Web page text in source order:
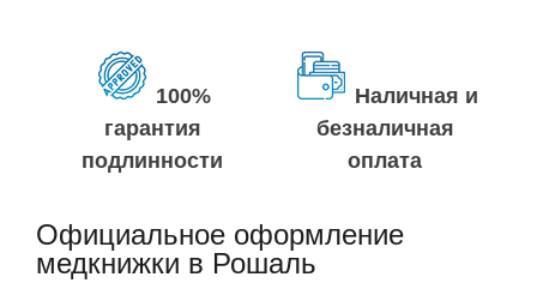
100%
гарантия
подлинности
Наличная и
безналичная
оплата
Официальное оформление
медкнижки в Рошаль